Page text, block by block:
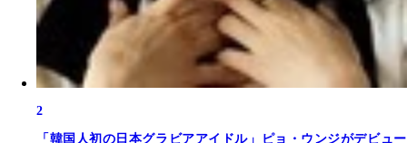
2
「韓国人初の日本グラビアアイドル」ピョ・ウンジがデビュー